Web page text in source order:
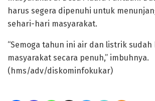
harus segera dipenuhi untuk
sehari-hari masyarakat.
“Semoga tahun ini air dan listrik
masyarakat secara penuh,” imbuhnya.
(hms/adv/diskominfokukar)